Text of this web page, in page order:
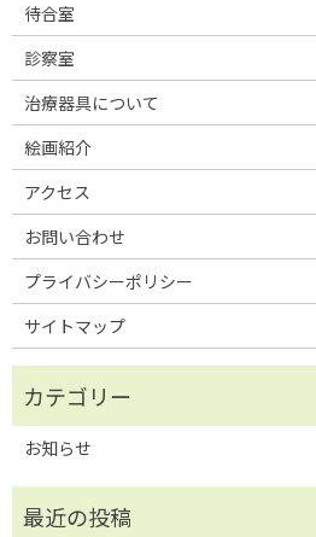
待合室
診察室
治療器具について
絵画紹介
アクセス
お問い合わせ
プライバシーポリシー
サイトマップ
お知らせ